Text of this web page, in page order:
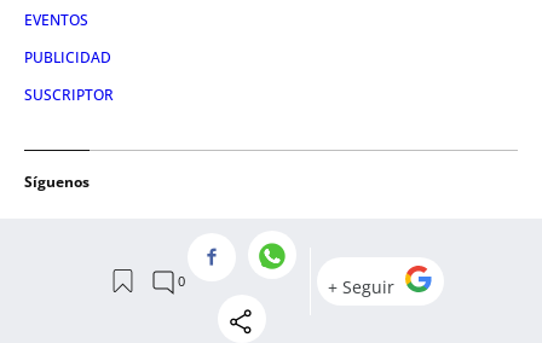
EVENTOS
PUBLICIDAD
SUSCRIPTOR
Síguenos